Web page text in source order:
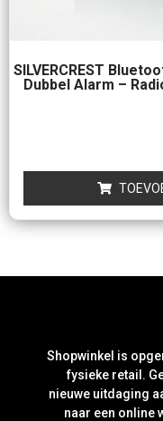
SILVERCREST
Dubbel Alarm –
Shopwinkel is
fysieke retail.
nieuwe uitdaging
naar een online